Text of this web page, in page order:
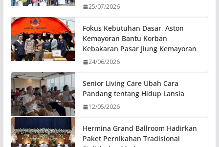
25/07/2026
Fokus Kebutuhan Dasar, Aston
Kemayoran Bantu Korban
Kebakaran Pasar Jiung Kemayoran
24/06/2026
Senior Living Care Ubah Cara
Pandang tentang Hidup Lansia
12/05/2026
Hermina Grand Ballroom Hadirkan
Paket Pernikahan Tradisional